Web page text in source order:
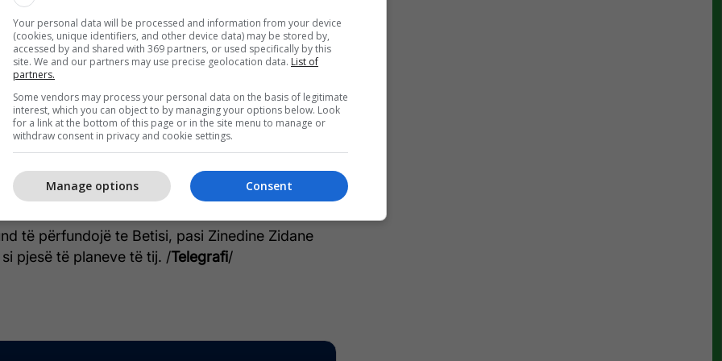
me Real Madridin ende, por çdo kush që e
është i lumtur”, ka thënë Ceballos.
i mirë se çdo klub tjetër. Do të shohim rreth të
jam duke menduar aktualisht nëse do të luaj
te Arsenali apo në ndonjë klub tjetër”.
për Betisin, për çdo kë që punon atje. Ata e
shumë dhe do të doja të punoja me ta”, ka
të përfundojë te Betisi, pasi Zinedine Zidane
pjesë të planeve të tij. /Telegrafi/
Your personal data will be processed and information from your device
(cookies, unique identifiers, and other device data) may be stored by,
accessed by and shared with 369 partners, or used specifically by this
site. We and our partners may use precise geolocation data. List of
partners.
Some vendors may process your personal data on the basis of legitimate
interest, which you can object to by managing your options below. Look
for a link at the bottom of this page or in the site menu to manage or
withdraw consent in privacy and cookie settings.
Consent
Manage options